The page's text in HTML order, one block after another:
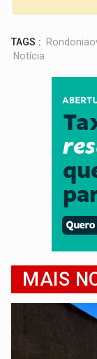
TAGS :
Notícia
MAIS